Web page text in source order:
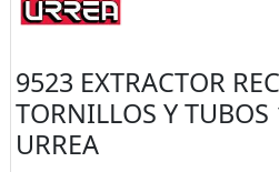
9523 EXTRACTOR
TORNILLOS Y
URREA